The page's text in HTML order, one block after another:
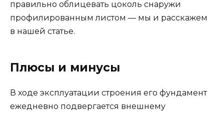
правильно облицевать цоколь снаружи
профилированным листом — мы и расскажем
в нашей статье.
Плюсы и минусы
В ходе эксплуатации строения его фундамент
ежедневно подвергается внешнему